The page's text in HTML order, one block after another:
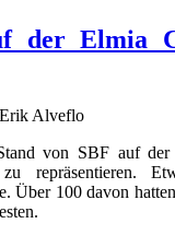
der Elmia
Alveflo
von SBF auf der
repräsentieren.
Über 100 davon